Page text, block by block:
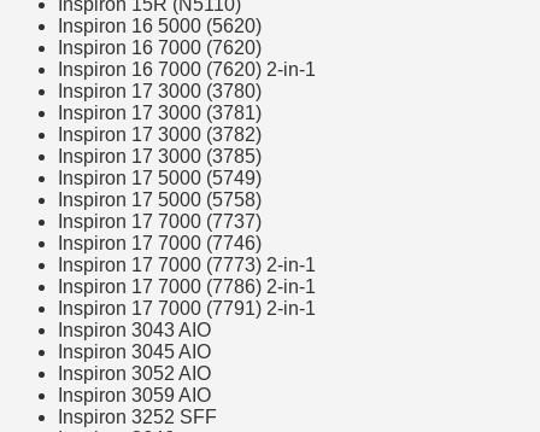
Inspiron 15R (N5110)
Inspiron 16 5000 (5620)
Inspiron 16 7000 (7620)
Inspiron 16 7000 (7620) 2-in-1
Inspiron 17 3000 (3780)
Inspiron 17 3000 (3781)
Inspiron 17 3000 (3782)
Inspiron 17 3000 (3785)
Inspiron 17 5000 (5749)
Inspiron 17 5000 (5758)
Inspiron 17 7000 (7737)
Inspiron 17 7000 (7746)
Inspiron 17 7000 (7773) 2-in-1
Inspiron 17 7000 (7786) 2-in-1
Inspiron 17 7000 (7791) 2-in-1
Inspiron 3043 AIO
Inspiron 3045 AIO
Inspiron 3052 AIO
Inspiron 3059 AIO
Inspiron 3252 SFF